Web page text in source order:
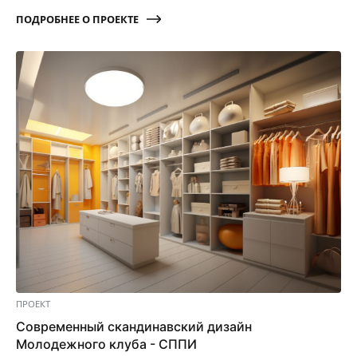
ПОДРОБНЕЕ О ПРОЕКТЕ
ПРОЕКТ
Современный скандинавский дизайн
Молодежного клуба - СППИ